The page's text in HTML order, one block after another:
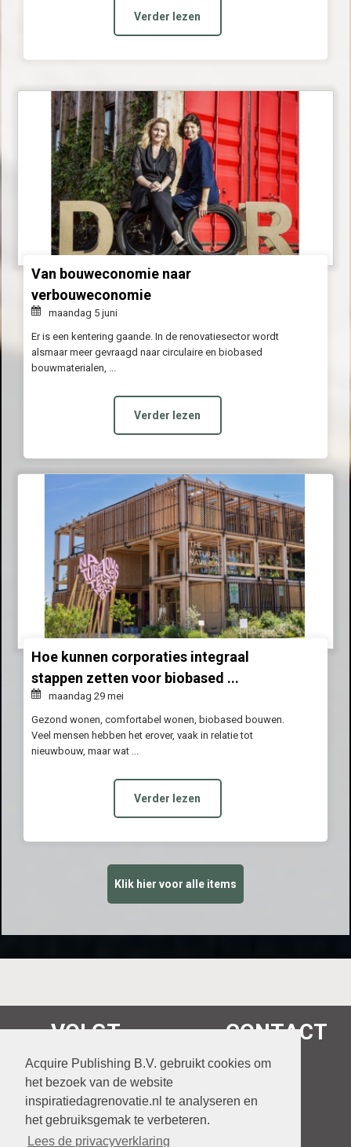
Acquire Publishing B.V. gebruikt cookies om
het bezoek van de website
inspiratiedagrenovatie.nl te analyseren en
het gebruiksgemak te verbeteren.
Lees de privacyverklaring
Verder lezen
Van bouweconomie naar
verbouweconomie
maandag 5 juni
Er is een kentering gaande. In de renovatiesector wordt
alsmaar meer gevraagd naar circulaire en biobased
bouwmaterialen, ...
Verder lezen
Hoe kunnen corporaties integraal
stappen zetten voor biobased ...
maandag 29 mei
Gezond wonen, comfortabel wonen, biobased bouwen.
Veel mensen hebben het erover, vaak in relatie tot
nieuwbouw, maar wat ...
Verder lezen
Klik hier voor alle items
VOLGT CONTACT
038 460 63 84
klantenservice@acquire.nl